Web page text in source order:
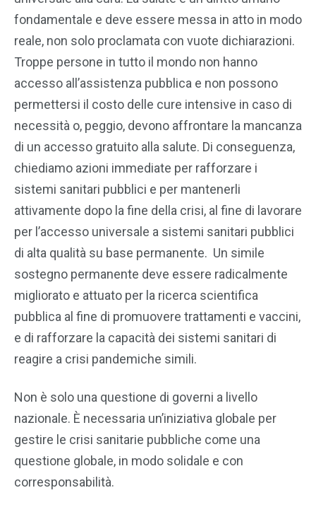
fondamentale e deve essere messa in atto in modo
reale, non solo proclamata con vuote dichiarazioni.
Troppe persone in tutto il mondo non hanno
accesso all’assistenza pubblica e non possono
permettersi il costo delle cure intensive in caso di
necessità o, peggio, devono affrontare la mancanza
di un accesso gratuito alla salute. Di conseguenza,
chiediamo azioni immediate per rafforzare i
sistemi sanitari pubblici e per mantenerli
attivamente dopo la fine della crisi, al fine di lavorare
per l’accesso universale a sistemi sanitari pubblici
di alta qualità su base permanente. Un simile
sostegno permanente deve essere radicalmente
migliorato e attuato per la ricerca scientifica
pubblica al fine di promuovere trattamenti e vaccini,
e di rafforzare la capacità dei sistemi sanitari di
reagire a crisi pandemiche simili.
Non è solo una questione di governi a livello
nazionale. È necessaria un’iniziativa globale per
gestire le crisi sanitarie pubbliche come una
questione globale, in modo solidale e con
corresponsabilità.